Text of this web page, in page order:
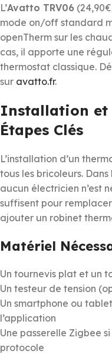
L’Avatto TRV06
mode on/off standard
openTherm sur les
cas, il apporte une
thermostat classique.
sur avatto.fr.
Installation et
Étapes Clés
L’installation d’un
tous les bricoleurs.
aucun électricien n’est
suffisent pour
ajouter un robinet
Matériel
Un tournevis plat et un
Un testeur de tension
Un smartphone ou
l’application
Une passerelle Zigbee
protocole